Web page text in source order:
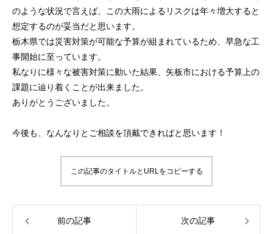
のような状況で言えば、この大雨によるリスクは年々増大すると
想定するのが妥当だと思います。
栃木県では災害対策が可能な予算が組まれているため、早急な工
事開始に至っています。
私なりに様々な被害対策に動いた結果、矢板市における予算上の
課題に辿り着くことが出来ました。
ありがとうございました。
今後も、なんなりとご相談を頂戴できればと思います！
この記事のタイトルとURLをコピーする
前の記事 次の記事